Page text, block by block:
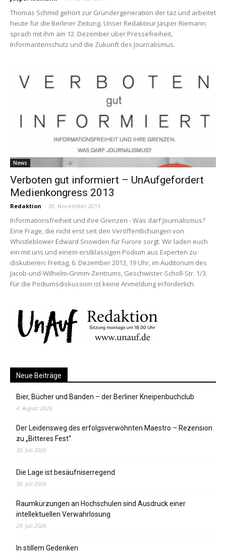
Thomas Schmid gehört zur Gründergeneration der taz und arbeitet
heute für die Berliner Zeitung. Unser Redakteur Jasper Riemann
sprach mit ihm am 12. Dezember über Pressefreiheit,
Informantenschutz und die Zukunft des Journalismus.
News
Verboten gut informiert – UnAufgefordert
Medienkongress 2013
Redaktion - 30. November 2013
Informationsfreiheit und ihre Grenzen - Was darf Journalismus?
Eine Frage, die nicht erst seit den Veröffentlichungen von
Whistleblower Edward Snowden für Furore sorgt. Wir laden euch
ein mit uns und einem erstklassigen Podium aus Experten zu
diskutieren: Freitag, 6. Dezember 2013, 19 Uhr, im Auditorium des
Jacob-und-Wilhelm-Grimm-Zentrums, Geschwister-Scholl-Str. 1/3.
Für die Podiumsdiskussion ist keine Anmeldung erforderlich.
Neue Beiträge
Bier, Bücher und Banden – der Berliner Kneipenbuchclub
4. August 2026
Der Leidensweg des erfolgsverwöhnten Maestro – Rezension
zu „Bitteres Fest“
30. Juli 2026
Die Lage ist besäufniserregend
30. Juli 2026
Raumkürzungen an Hochschulen sind Ausdruck einer
intellektuellen Verwahrlosung
29. Juli 2026
In stillem Gedenken